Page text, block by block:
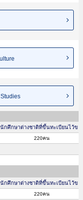
กศึกษาต่างชาติที่ขึ้นทะเบียนไว้ขอ
220คน
กศึกษาต่างชาติที่ขึ้นทะเบียนไว้ขอ
220คน